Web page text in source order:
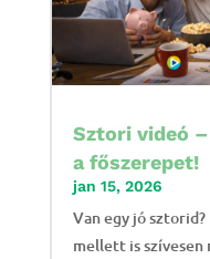
Sztori videó
a főszerepet!
jan 15, 2026
Van egy jó
mellett is